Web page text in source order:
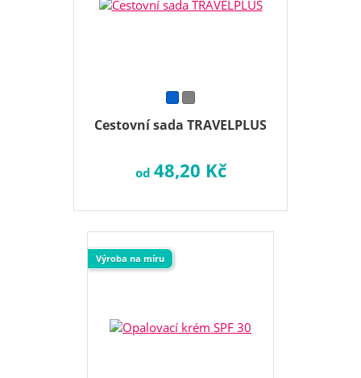
Cestovní sada TRAVELPLUS
od 48,20 Kč
Výroba na míru